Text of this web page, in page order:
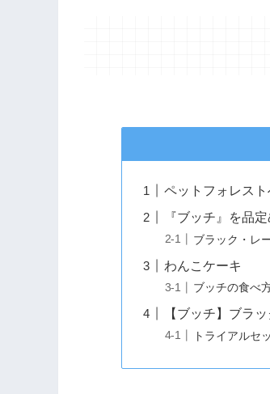
ペットフォレスト
『ブッチ』を品定
ブラック・レ
わんこケーキ
ブッチの食べ
【ブッチ】ブラ
トライアルセ